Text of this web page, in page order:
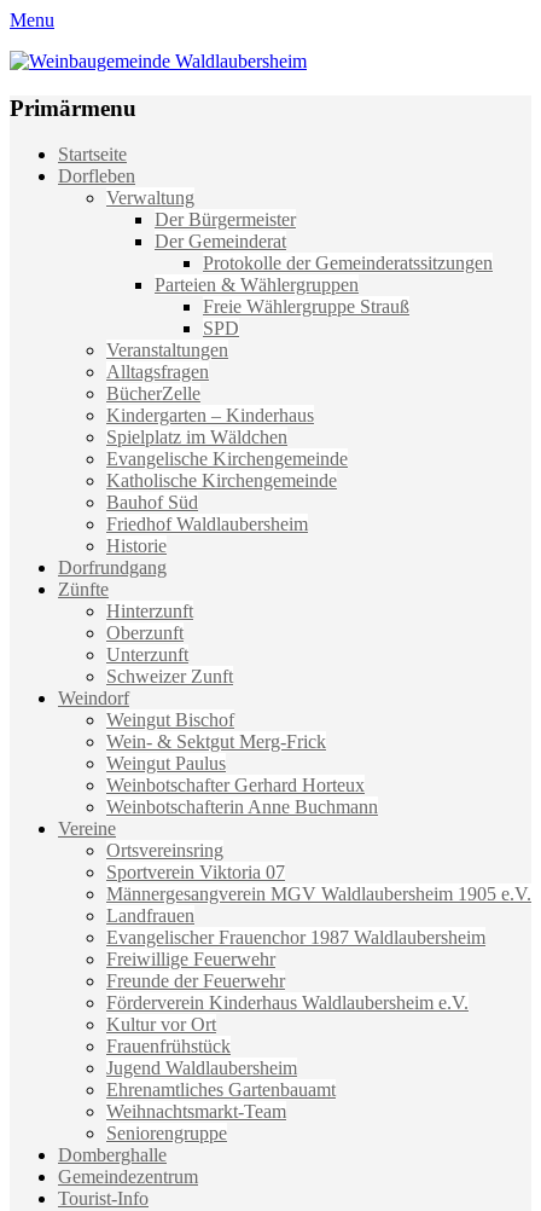
Menu
Weinbaugemeinde Waldlaubersheim
Primärmenu
Weiter
zum
Startseite
Dorfleben
Verwaltung
Der Bürgermeister
Der Gemeinderat
Protokolle der Gemeinderatssitzungen
Parteien & Wählergruppen
Freie Wählergruppe Strauß
SPD
Veranstaltungen
Alltagsfragen
BücherZelle
Kindergarten – Kinderhaus
Spielplatz im Wäldchen
Evangelische Kirchengemeinde
Katholische Kirchengemeinde
Bauhof Süd
Friedhof Waldlaubersheim
Historie
Dorfrundgang
Zünfte
Hinterzunft
Oberzunft
Unterzunft
Schweizer Zunft
Weindorf
Weingut Bischof
Wein- & Sektgut Merg-Frick
Weingut Paulus
Weinbotschafter Gerhard Horteux
Weinbotschafterin Anne Buchmann
Vereine
Ortsvereinsring
Sportverein Viktoria 07
Männergesangverein MGV Waldlaubersheim 1905 e.V.
Landfrauen
Evangelischer Frauenchor 1987 Waldlaubersheim
Freiwillige Feuerwehr
Freunde der Feuerwehr
Förderverein Kinderhaus Waldlaubersheim e.V.
Kultur vor Ort
Frauenfrühstück
Jugend Waldlaubersheim
Ehrenamtliches Gartenbauamt
Weihnachtsmarkt-Team
Seniorengruppe
Domberghalle
Gemeindezentrum
Tourist-Info